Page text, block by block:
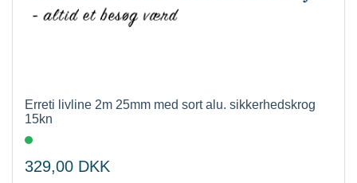
Erreti livline 2m 25mm med sort alu. sikkerhedskrog
15kn
329,00 DKK